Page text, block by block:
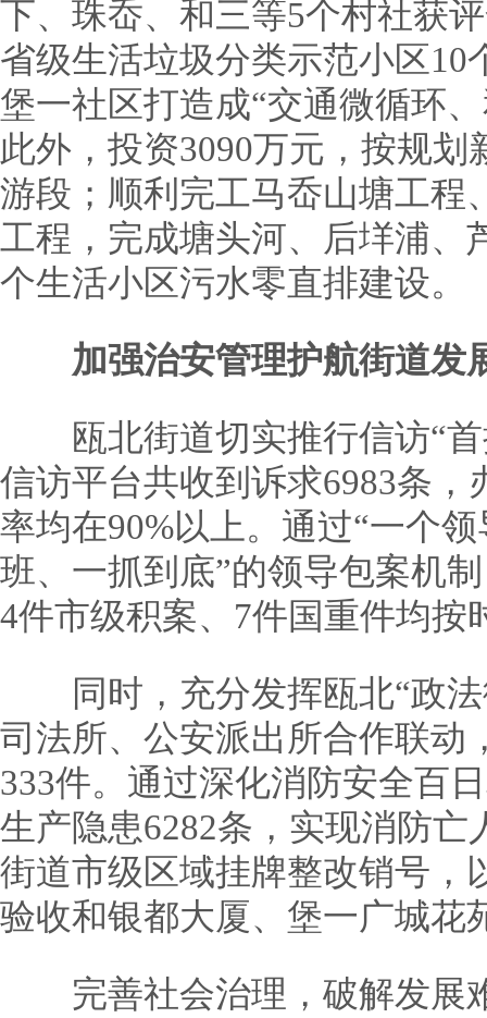
下、珠岙、和三等5个村社获
省级生活垃圾分类示范小区10
堡一社区打造成“交通微循环
此外，投资3090万元，按规
游段；顺利完工马岙山塘工程
工程，完成塘头河、后垟浦、
个生活小区污水零直排建设。
加强治安管理护航街道发
瓯北街道切实推行信访“首
信访平台共收到诉求6983条，
率均在90%以上。通过“一个
班、一抓到底”的领导包案机
4件市级积案、7件国重件均按
同时，充分发挥瓯北“政法
司法所、公安派出所合作联动
333件。通过深化消防安全百
生产隐患6282条，实现消防亡
街道市级区域挂牌整改销号，
验收和银都大厦、堡一广城花
完善社会治理，破解发展